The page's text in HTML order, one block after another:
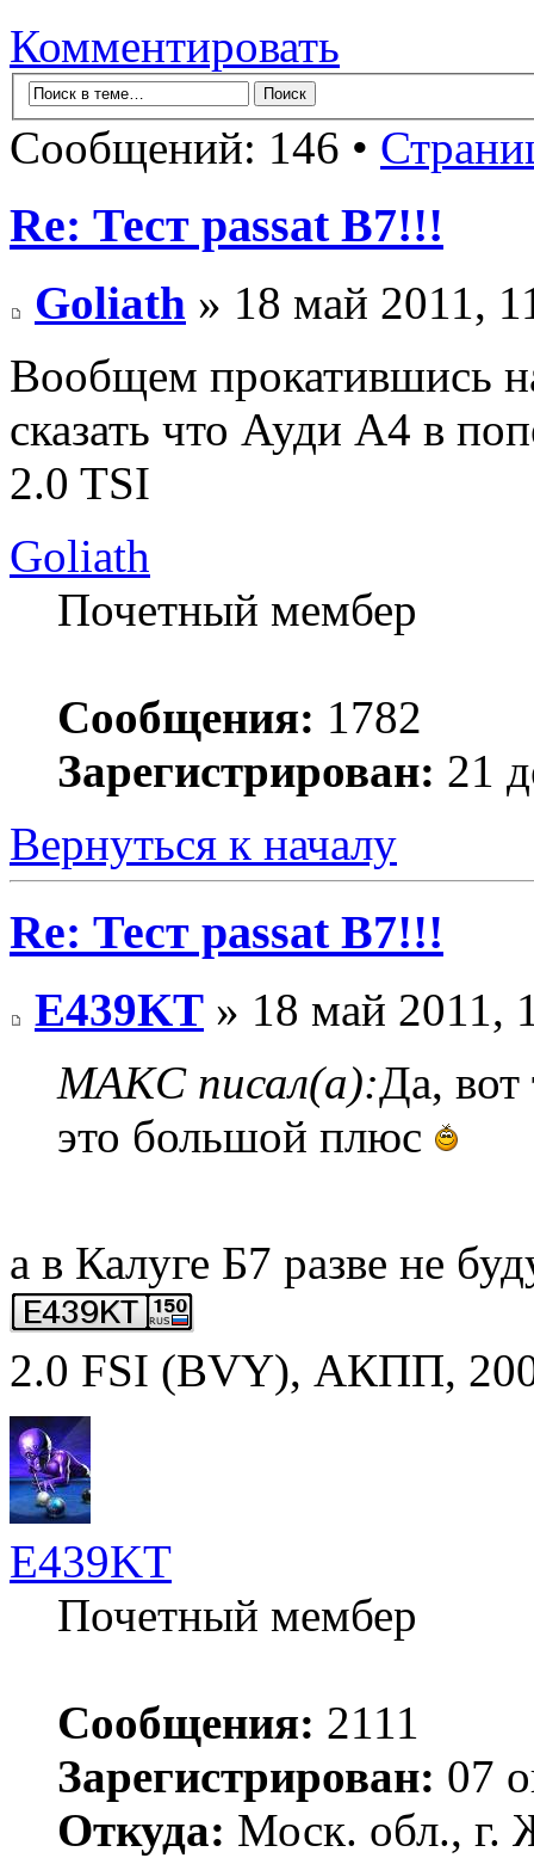
Комментировать
Сообщений: 146 •
Re: Тест passat B7!!!
Goliath » 18 май 2011,
Вообщем прокатившись
сказать что Ауди А4 в
2.0 TSI
Goliath
Почетный мембер
Сообщения: 1782
Зарегистрирован: 21
Вернуться к началу
Re: Тест passat B7!!!
E439KT » 18 май 2011,
MAKC писал(а):Да, вот
это большой плюс
а в Калуге Б7 разве не
2.0 FSI (BVY), АКПП,
E439KT
Почетный мембер
Сообщения: 2111
Зарегистрирован: 07
Откуда: Моск. обл., г.